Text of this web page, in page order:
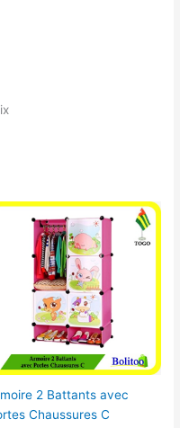
2 Battants avec
Chaussures C